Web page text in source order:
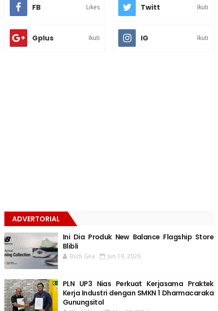
FB Likes Twitt Ikuti
Gplus Ikuti IG Ikuti
ADVERTORIAL
Ini Dia Produk New Balance Flagship Store
Blibli
Budi Gea Jun 19, 2026
PLN UP3 Nias Perkuat Kerjasama Praktek
Kerja Industri dengan SMKN 1 Dharmacaraka
Gunungsitol